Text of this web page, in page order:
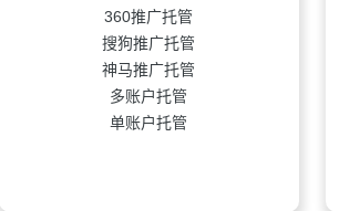
360推广托管
搜狗推广托管
神马推广托管
多账户托管
单账户托管